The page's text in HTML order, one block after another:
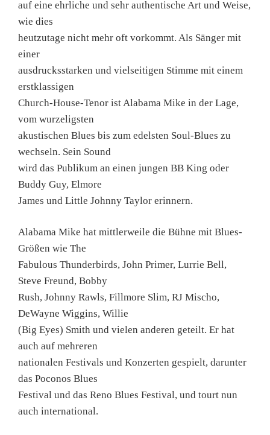
auf eine ehrliche und sehr authentische Art und Weise,
wie dies
heutzutage nicht mehr oft vorkommt. Als Sänger mit
einer
ausdrucksstarken und vielseitigen Stimme mit einem
erstklassigen
Church-House-Tenor ist Alabama Mike in der Lage,
vom wurzeligsten
akustischen Blues bis zum edelsten Soul-Blues zu
wechseln. Sein Sound
wird das Publikum an einen jungen BB King oder
Buddy Guy, Elmore
James und Little Johnny Taylor erinnern.
Alabama Mike hat mittlerweile die Bühne mit Blues-
Größen wie The
Fabulous Thunderbirds, John Primer, Lurrie Bell,
Steve Freund, Bobby
Rush, Johnny Rawls, Fillmore Slim, RJ Mischo,
DeWayne Wiggins, Willie
(Big Eyes) Smith und vielen anderen geteilt. Er hat
auch auf mehreren
nationalen Festivals und Konzerten gespielt, darunter
das Poconos Blues
Festival und das Reno Blues Festival, und tourt nun
auch international.